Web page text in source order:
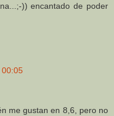
)) encantado de poder
me gustan en 8,6, pero no